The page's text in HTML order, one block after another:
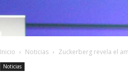
Inicio Noticias Zuckerberg revela el
Noticias